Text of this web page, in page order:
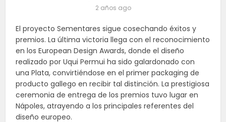
2 años ago
El proyecto Sementares sigue cosechando éxitos y
premios. La última victoria llega con el reconocimiento
en los European Design Awards, donde el diseño
realizado por Uqui Permui ha sido galardonado con
una Plata, convirtiéndose en el primer packaging de
producto gallego en recibir tal distinción. La prestigiosa
ceremonia de entrega de los premios tuvo lugar en
Nápoles, atrayendo a los principales referentes del
diseño europeo.